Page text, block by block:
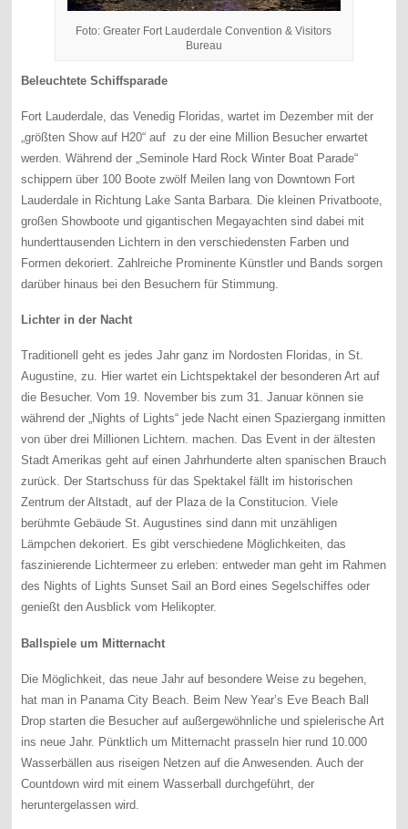
Foto: Greater Fort Lauderdale Convention & Visitors
Bureau
Beleuchtete Schiffsparade
Fort Lauderdale, das Venedig Floridas, wartet im Dezember mit der
„größten Show auf H20“ auf zu der eine Million Besucher erwartet
werden. Während der „Seminole Hard Rock Winter Boat Parade“
schippern über 100 Boote zwölf Meilen lang von Downtown Fort
Lauderdale in Richtung Lake Santa Barbara. Die kleinen Privatboote,
großen Showboote und gigantischen Megayachten sind dabei mit
hunderttausenden Lichtern in den verschiedensten Farben und
Formen dekoriert. Zahlreiche Prominente Künstler und Bands sorgen
darüber hinaus bei den Besuchern für Stimmung.
Lichter in der Nacht
Traditionell geht es jedes Jahr ganz im Nordosten Floridas, in St.
Augustine, zu. Hier wartet ein Lichtspektakel der besonderen Art auf
die Besucher. Vom 19. November bis zum 31. Januar können sie
während der „Nights of Lights“ jede Nacht einen Spaziergang inmitten
von über drei Millionen Lichtern. machen. Das Event in der ältesten
Stadt Amerikas geht auf einen Jahrhunderte alten spanischen Brauch
zurück. Der Startschuss für das Spektakel fällt im historischen
Zentrum der Altstadt, auf der Plaza de la Constitucion. Viele
berühmte Gebäude St. Augustines sind dann mit unzähligen
Lämpchen dekoriert. Es gibt verschiedene Möglichkeiten, das
faszinierende Lichtermeer zu erleben: entweder man geht im Rahmen
des Nights of Lights Sunset Sail an Bord eines Segelschiffes oder
genießt den Ausblick vom Helikopter.
Ballspiele um Mitternacht
Die Möglichkeit, das neue Jahr auf besondere Weise zu begehen,
hat man in Panama City Beach. Beim New Year’s Eve Beach Ball
Drop starten die Besucher auf außergewöhnliche und spielerische Art
ins neue Jahr. Pünktlich um Mitternacht prasseln hier rund 10.000
Wasserbällen aus riseigen Netzen auf die Anwesenden. Auch der
Countdown wird mit einem Wasserball durchgeführt, der
heruntergelassen wird.